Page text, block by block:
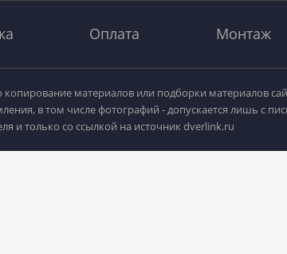
Оплата Монтаж
материалов или подборки материалов
в том числе фотографий - допускается лишь с
и только со ссылкой на источник dverlink.ru